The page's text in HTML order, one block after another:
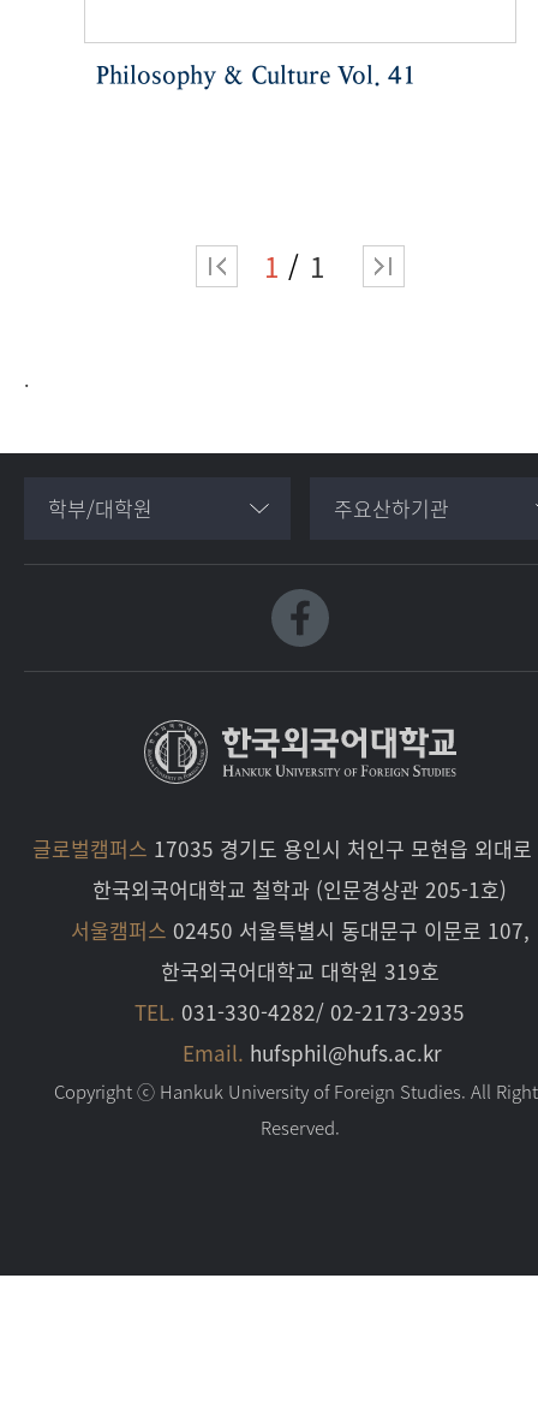
Philosophy & Culture Vol. 41
1 1
.
학부/대학원 주요산하기관
글로벌캠퍼스 17035 경기도 용인시 처인구 모현읍 외대
한국외국어대학교 철학과 (인문경상관 205-1호)
서울캠퍼스 02450 서울특별시 동대문구 이문로 107,
한국외국어대학교 대학원 319호
TEL. 031-330-4282/ 02-2173-2935
Email. hufsphil@hufs.ac.kr
Copyright ⓒ Hankuk University of Foreign Studies. All
Reserved.